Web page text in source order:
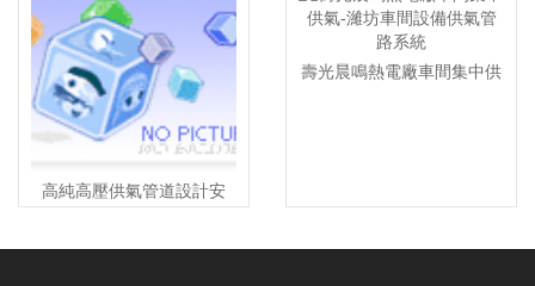
高純高壓供氣管道設計安
壽光晨鳴熱電廠車間集中供